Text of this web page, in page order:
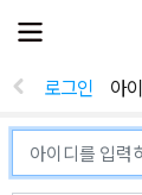
전
체
뉴
열
로그인 아